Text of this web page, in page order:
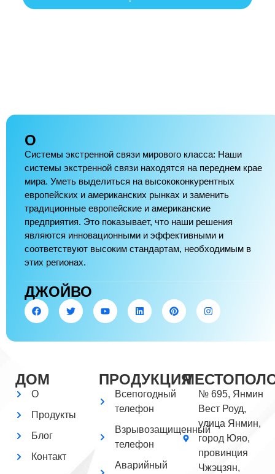
О
Системы экстренной связи мирового класса: Наши
системы экстренной связи находятся на переднем крае
мира. Уметь выделиться на высококонкурентных
европейских и американских рынках и заменить
традиционные европейские и американские
предприятия. Это показывает, что наши решения
являются инновационными и эффективными и
соответствуют высоким стандартам, необходимым в
этих регионах.
ДЖОЙВО
ДОМ
О
Продукты
Блог
Контакт
ПРОДУКЦИЯ
Всепогодный
телефон
Взрывозащищенный
телефон
Аварийный
№ 695, Янмин
Вест Роуд,
улица Янмин,
город Юяо,
провинция
Чжэцзян,